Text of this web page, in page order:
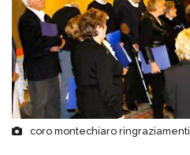
coro montechiaro ringraziamenti